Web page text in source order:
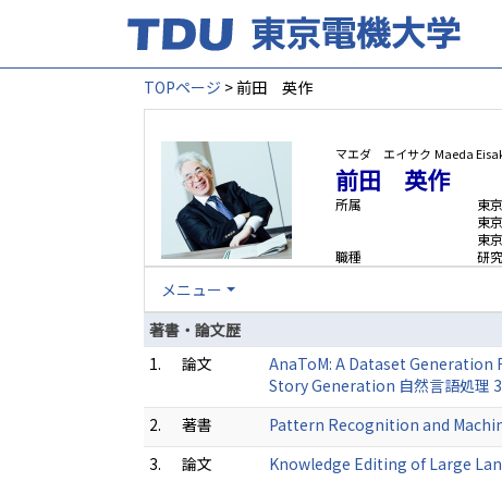
TOPページ > 前田 英作
マエダ エイサク Maeda
前田 英作
所属
東
東
東
職種
研
メニュー
著書・論文歴
1.
論文
AnaToM: A Dataset
Story Generation 自然言語処理
2.
著書
Pattern Recognition and
3.
論文
Knowledge Editing of Large